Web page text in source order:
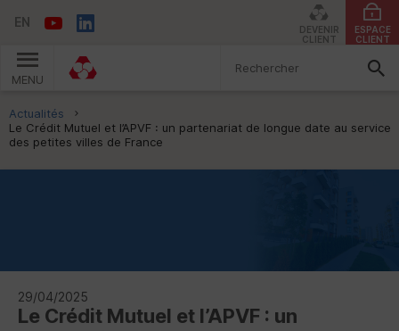
EN
DEVENIR
CLIENT
ESPACE
CLIENT
MENU
Vous êtes ici:
Actualités
Le Crédit Mutuel et l’APVF : un partenariat de longue date au service
des petites villes de France
29/04/2025
Le Crédit Mutuel et l’APVF : un